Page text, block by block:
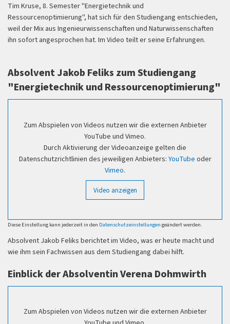
Tim Kruse, 8. Semester "Energietechnik und
Ressourcenoptimierung", hat sich für den Studiengang entschieden,
weil der Mix aus Ingenieurwissenschaften und Naturwissenschaften
ihn sofort angesprochen hat. Im Video teilt er seine Erfahrungen.
Absolvent Jakob Feliks zum Studiengang
"Energietechnik und Ressourcenoptimierung"
Zum Abspielen von Videos nutzen wir die externen Anbieter
YouTube und Vimeo.
Durch Aktivierung der Videoanzeige gelten die
Datenschutzrichtlinien des jeweiligen Anbieters: YouTube oder
Vimeo.
Video anzeigen
Diese Einstellung kann jederzeit in den Datenschutzeinstellungen geändert werden.
Absolvent Jakob Feliks berichtet im Video, was er heute macht und
wie ihm sein Fachwissen aus dem Studiengang dabei hilft.
Einblick der Absolventin Verena Dohmwirth
Zum Abspielen von Videos nutzen wir die externen Anbieter